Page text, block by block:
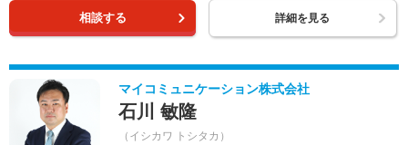
相談する 詳細を見る
マイコミュニケーション株式会社
石川 敏隆
（イシカワ トシタカ）